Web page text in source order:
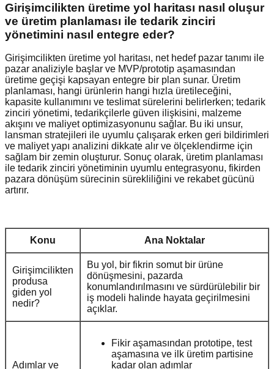
Girişimcilikten üretime yol haritası nasıl oluşur
ve üretim planlaması ile tedarik zinciri
yönetimini nasıl entegre eder?
Girişimcilikten üretime yol haritası, net hedef pazar tanımı ile
pazar analiziyle başlar ve MVP/prototip aşamasından
üretime geçişi kapsayan entegre bir plan sunar. Üretim
planlaması, hangi ürünlerin hangi hızla üretileceğini,
kapasite kullanımını ve teslimat sürelerini belirlerken; tedarik
zinciri yönetimi, tedarikçilerle güven ilişkisini, malzeme
akışını ve maliyet optimizasyonunu sağlar. Bu iki unsur,
lansman stratejileri ile uyumlu çalışarak erken geri bildirimleri
ve maliyet yapı analizini dikkate alır ve ölçeklendirme için
sağlam bir zemin oluşturur. Sonuç olarak, üretim planlaması
ile tedarik zinciri yönetiminin uyumlu entegrasyonu, fikirden
pazara dönüşüm sürecinin sürekliliğini ve rekabet gücünü
artırır.
Konu Ana Noktalar
Girişimcilikten
produsa
giden yol
nedir?
Bu yol, bir fikrin somut bir ürüne
dönüşmesini, pazarda
konumlandırılmasını ve sürdürülebilir bir
iş modeli halinde hayata geçirilmesini
açıklar.
Adımlar ve
Fikir aşamasından prototipe, test
aşamasına ve ilk üretim partisine
kadar olan adımlar